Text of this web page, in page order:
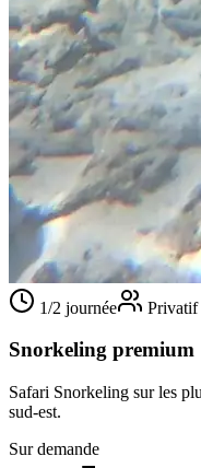
1/2 journée Privatif
Snorkeling premium
Safari Snorkeling sur les
sud-est.
Sur demande